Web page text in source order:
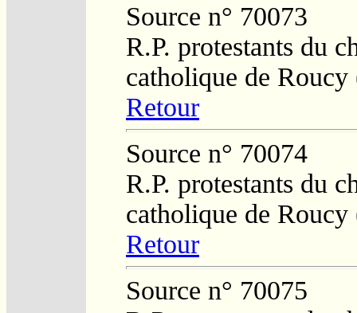
Source n° 70073
R.P. protestants du
catholique de Roucy
Retour
Source n° 70074
R.P. protestants du
catholique de Roucy
Retour
Source n° 70075